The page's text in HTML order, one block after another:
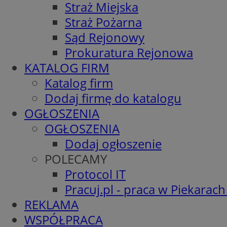
Straż Miejska
Straż Pożarna
Sąd Rejonowy
Prokuratura Rejonowa
KATALOG FIRM
Katalog firm
Dodaj firmę do katalogu
OGŁOSZENIA
OGŁOSZENIA
Dodaj ogłoszenie
POLECAMY
Protocol IT
Pracuj.pl - praca w
REKLAMA
WSPÓŁPRACA